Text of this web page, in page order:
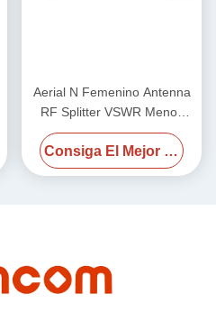
Aerial N Femenino Antenna
RF Splitter VSWR Menos
1,25 / Menos 1,3 700-
4000MHz
Consiga El Mejor Precio